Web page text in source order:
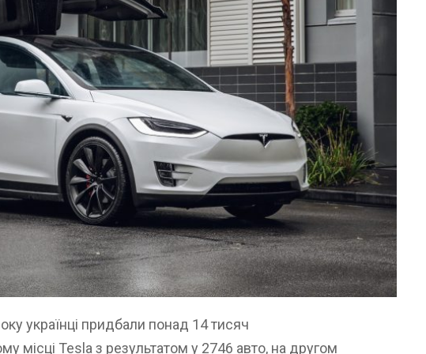
українці придбали понад 14 тисяч
місці Tesla з результатом у 2746 авто, на другом